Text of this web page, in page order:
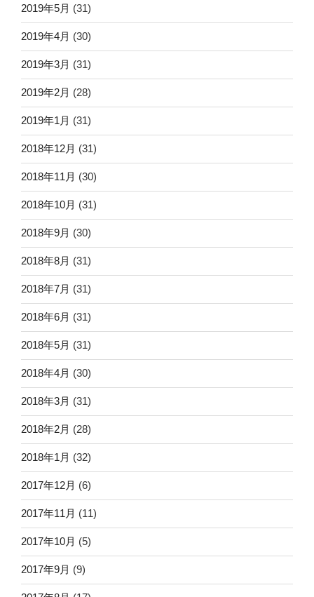
2019年5月 (31)
2019年4月 (30)
2019年3月 (31)
2019年2月 (28)
2019年1月 (31)
2018年12月 (31)
2018年11月 (30)
2018年10月 (31)
2018年9月 (30)
2018年8月 (31)
2018年7月 (31)
2018年6月 (31)
2018年5月 (31)
2018年4月 (30)
2018年3月 (31)
2018年2月 (28)
2018年1月 (32)
2017年12月 (6)
2017年11月 (11)
2017年10月 (5)
2017年9月 (9)